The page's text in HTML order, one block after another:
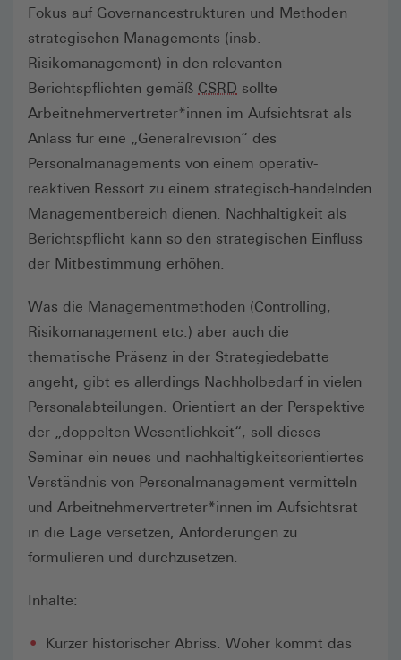
Fokus auf Governancestrukturen und Methoden
strategischen Managements (insb.
Risikomanagement) in den relevanten
Berichtspflichten gemäß CSRD sollte
Arbeitnehmervertreter*innen im Aufsichtsrat als
Anlass für eine „Generalrevision“ des
Personalmanagements von einem operativ-
reaktiven Ressort zu einem strategisch-handelnden
Managementbereich dienen. Nachhaltigkeit als
Berichtspflicht kann so den strategischen Einfluss
der Mitbestimmung erhöhen.
Was die Managementmethoden (Controlling,
Risikomanagement etc.) aber auch die
thematische Präsenz in der Strategiedebatte
angeht, gibt es allerdings Nachholbedarf in vielen
Personalabteilungen. Orientiert an der Perspektive
der „doppelten Wesentlichkeit“, soll dieses
Seminar ein neues und nachhaltigkeitsorientiertes
Verständnis von Personalmanagement vermitteln
und Arbeitnehmervertreter*innen im Aufsichtsrat
in die Lage versetzen, Anforderungen zu
formulieren und durchzusetzen.
Inhalte:
Kurzer historischer Abriss. Woher kommt das